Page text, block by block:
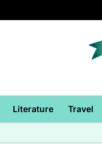
Literature Travel